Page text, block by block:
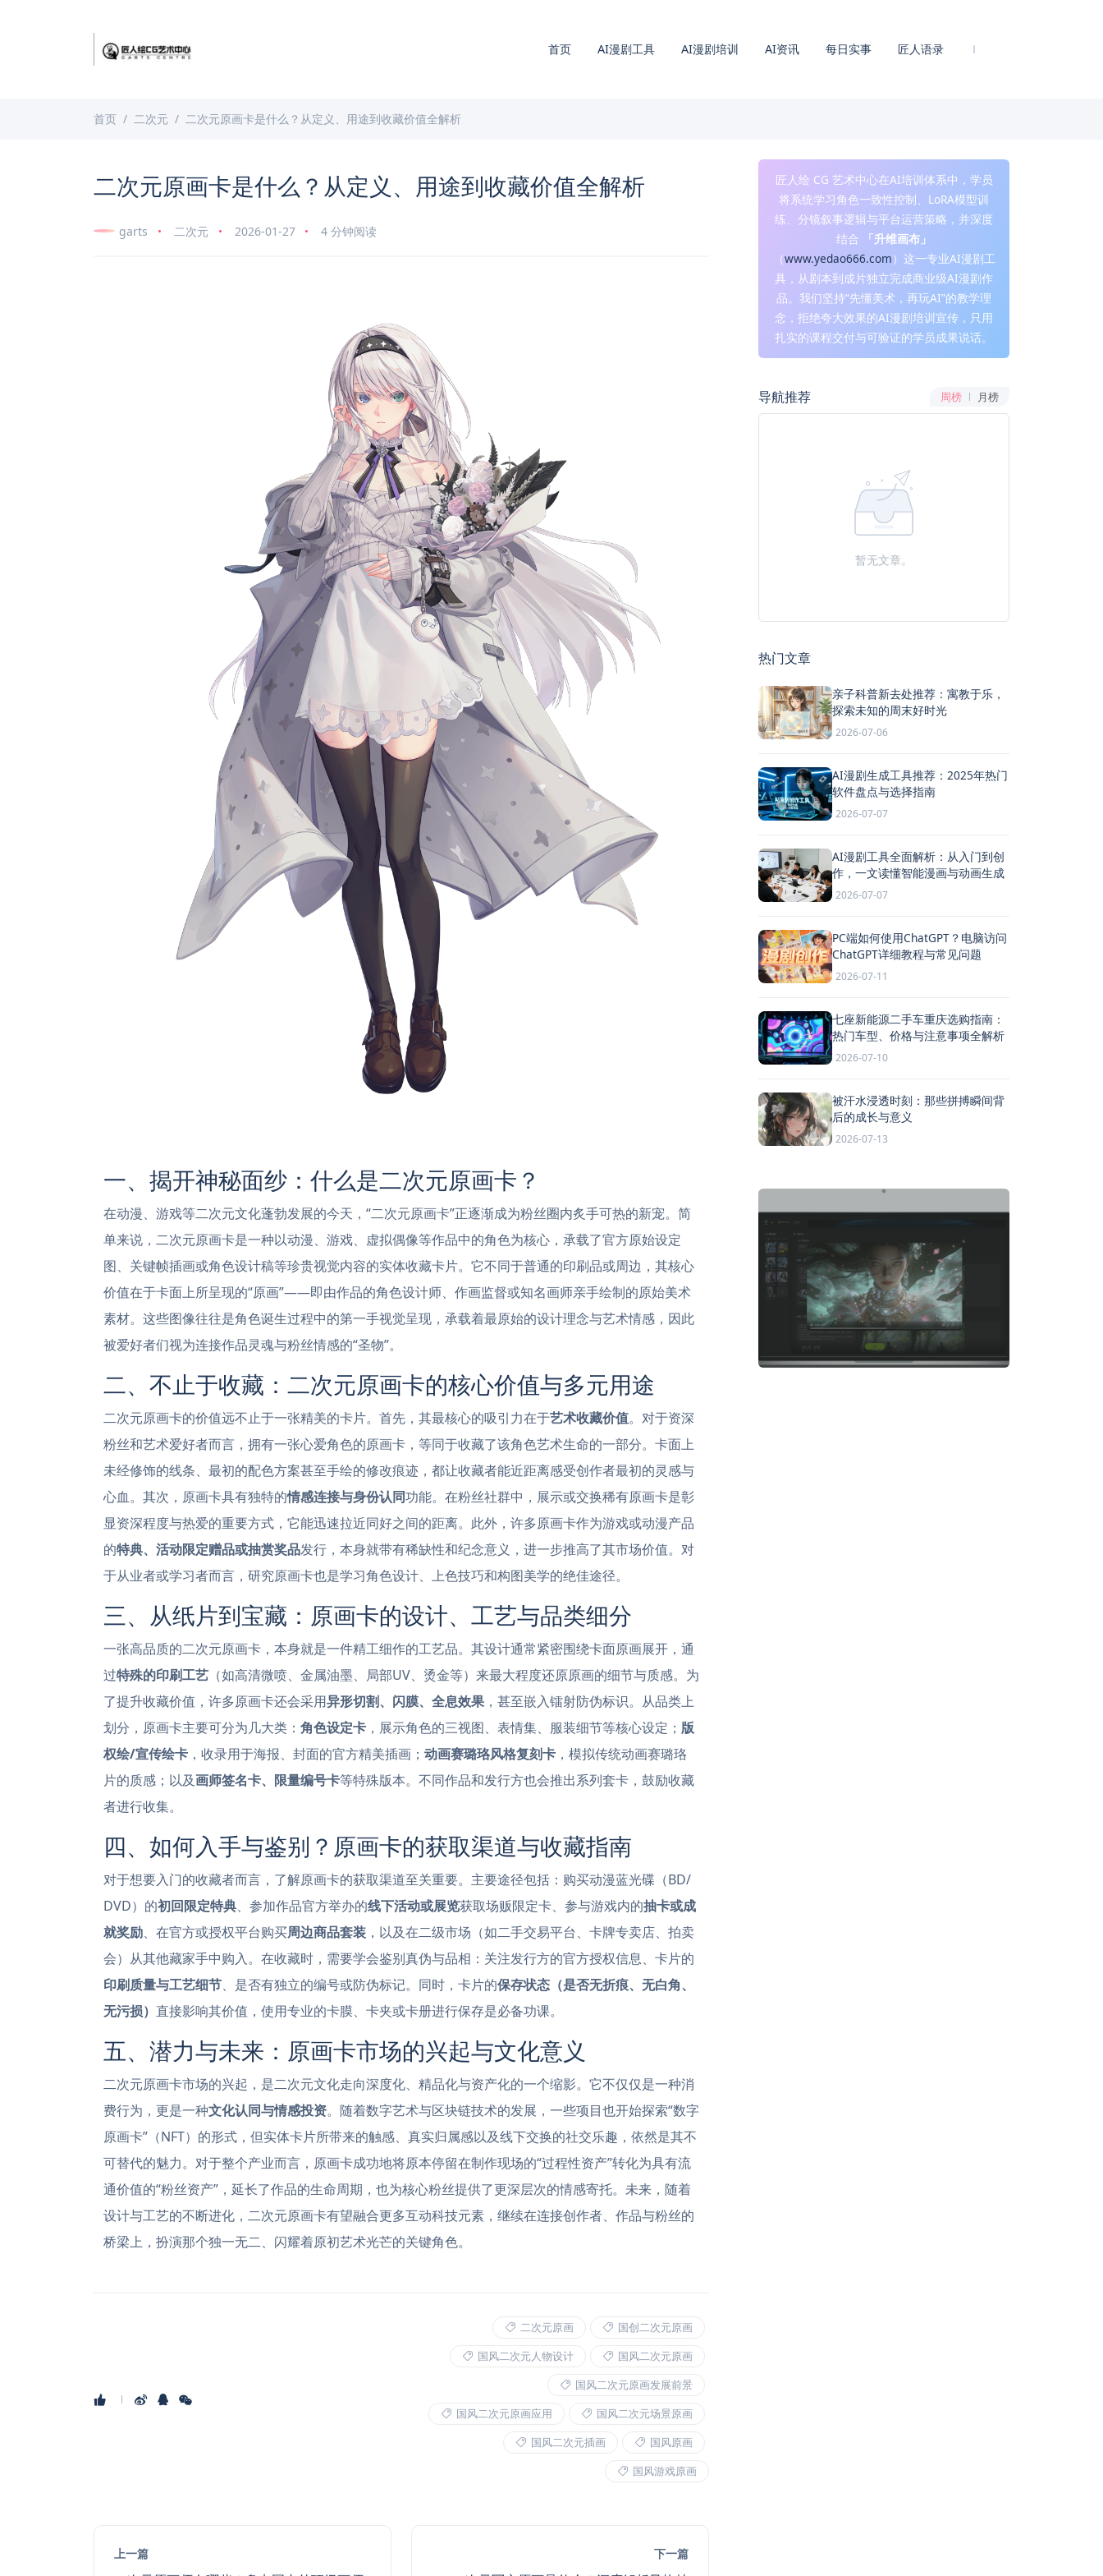
首页 AI漫剧工具 AI漫剧培训 AI资讯 每日实事 匠人语录
首页 二次元 二次元原画卡是什么？从定义、用途到收藏价值全解析
二次元原画卡是什么？从定义、用途到收藏价值全解析
garts 二次元 2026-01-27 4 分钟阅读
一、揭开神秘面纱：什么是二次元原画卡？
在动漫、游戏等二次元文化蓬勃发展的今天，“二次元原画卡”正逐渐成为粉丝圈内炙手可热的新宠。简
单来说，二次元原画卡是一种以动漫、游戏、虚拟偶像等作品中的角色为核心，承载了官方原始设定
图、关键帧插画或角色设计稿等珍贵视觉内容的实体收藏卡片。它不同于普通的印刷品或周边，其核心
价值在于卡面上所呈现的“原画”——即由作品的角色设计师、作画监督或知名画师亲手绘制的原始美术
素材。这些图像往往是角色诞生过程中的第一手视觉呈现，承载着最原始的设计理念与艺术情感，因此
被爱好者们视为连接作品灵魂与粉丝情感的“圣物”。
二、不止于收藏：二次元原画卡的核心价值与多元用途
二次元原画卡的价值远不止于一张精美的卡片。首先，其最核心的吸引力在于艺术收藏价值。对于资深
粉丝和艺术爱好者而言，拥有一张心爱角色的原画卡，等同于收藏了该角色艺术生命的一部分。卡面上
未经修饰的线条、最初的配色方案甚至手绘的修改痕迹，都让收藏者能近距离感受创作者最初的灵感与
心血。其次，原画卡具有独特的情感连接与身份认同功能。在粉丝社群中，展示或交换稀有原画卡是彰
显资深程度与热爱的重要方式，它能迅速拉近同好之间的距离。此外，许多原画卡作为游戏或动漫产品
的特典、活动限定赠品或抽赏奖品发行，本身就带有稀缺性和纪念意义，进一步推高了其市场价值。对
于从业者或学习者而言，研究原画卡也是学习角色设计、上色技巧和构图美学的绝佳途径。
三、从纸片到宝藏：原画卡的设计、工艺与品类细分
一张高品质的二次元原画卡，本身就是一件精工细作的工艺品。其设计通常紧密围绕卡面原画展开，通
过特殊的印刷工艺 （如高清微喷、金属油墨、局部UV、烫金等）来最大程度还原原画的细节与质感。为
了提升收藏价值，许多原画卡还会采用异形切割、闪膜、全息效果 ，甚至嵌入镭射防伪标识。从品类上
划分，原画卡主要可分为几大类： 角色设定卡 ，展示角色的三视图、表情集、服装细节等核心设定； 版
权绘/宣传绘卡 ，收录用于海报、封面的官方精美插画； 动画赛璐珞风格复刻卡 ，模拟传统动画赛璐珞
片的质感；以及画师签名卡、限量编号卡等特殊版本。不同作品和发行方也会推出系列套卡，鼓励收藏
者进行收集。
四、如何入手与鉴别？原画卡的获取渠道与收藏指南
对于想要入门的收藏者而言，了解原画卡的获取渠道至关重要。主要途径包括：购买动漫蓝光碟（BD/
DVD）的初回限定特典、参加作品官方举办的线下活动或展览获取场贩限定卡、参与游戏内的抽卡或成
就奖励、在官方或授权平台购买周边商品套装 ，以及在二级市场（如二手交易平台、卡牌专卖店、拍卖
会）从其他藏家手中购入。在收藏时，需要学会鉴别真伪与品相：关注发行方的官方授权信息、卡片的
印刷质量与工艺细节、是否有独立的编号或防伪标记。同时，卡片的保存状态（是否无折痕、无白角、
无污损） 直接影响其价值，使用专业的卡膜、卡夹或卡册进行保存是必备功课。
五、潜力与未来：原画卡市场的兴起与文化意义
二次元原画卡市场的兴起，是二次元文化走向深度化、精品化与资产化的一个缩影。它不仅仅是一种消
费行为，更是一种文化认同与情感投资。随着数字艺术与区块链技术的发展，一些项目也开始探索“数字
原画卡”（NFT）的形式，但实体卡片所带来的触感、真实归属感以及线下交换的社交乐趣，依然是其不
可替代的魅力。对于整个产业而言，原画卡成功地将原本停留在制作现场的“过程性资产”转化为具有流
通价值的“粉丝资产”，延长了作品的生命周期，也为核心粉丝提供了更深层次的情感寄托。未来，随着
设计与工艺的不断进化，二次元原画卡有望融合更多互动科技元素，继续在连接创作者、作品与粉丝的
桥梁上，扮演那个独一无二、闪耀着原初艺术光芒的关键角色。
二次元原画
国创二次元原画
国风二次元人物设计
国风二次元原画
国风二次元原画发展前景
国风二次元原画应用
国风二次元场景原画
国风二次元插画
国风原画
国风游戏原画
上一篇 下一篇
匠人绘 CG 艺术中心在AI培训体系中，学员
将系统学习角色一致性控制、LoRA模型训
练、分镜叙事逻辑与平台运营策略，并深度
结合
「升维画布」
（www.yedao666.com）这一专业AI漫剧工
具，从剧本到成片独立完成商业级AI漫剧作
品。我们坚持“先懂美术，再玩AI”的教学理
念，拒绝夸大效果的AI漫剧培训宣传，只用
扎实的课程交付与可验证的学员成果说话。
导航推荐 周榜 月榜
暂无文章。
热门文章
亲子科普新去处推荐：寓教于乐，
探索未知的周末好时光
2026-07-06
AI漫剧生成工具推荐：2025年热门
软件盘点与选择指南
2026-07-07
AI漫剧工具全面解析：从入门到创
作，一文读懂智能漫画与动画生成
2026-07-07
PC端如何使用ChatGPT？电脑访问
ChatGPT详细教程与常见问题
2026-07-11
七座新能源二手车重庆选购指南：
热门车型、价格与注意事项全解析
2026-07-10
被汗水浸透时刻：那些拼搏瞬间背
后的成长与意义
2026-07-13